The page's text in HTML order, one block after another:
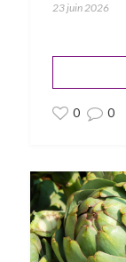
23 juin 2026
0 0